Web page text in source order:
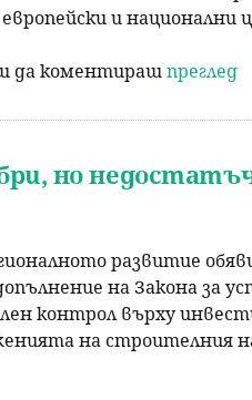
и национални
да коментирашпреглед
но
развитие
на Закона за
контрол върху
на строителния